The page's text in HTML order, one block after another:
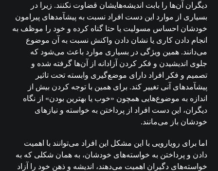
دیگران آن‌ها را بابت اندیشه‌هایشان قضاوت نکنند. زیرا در
بسیاری از موارد این دست افراد نسبت به پیشآمدهای پیرامون
خودشان احساس مسولیت یا حتا گناه کرده و خود را موظف به
انجام دادن کاری یا نشان دادن واکنش نسبت به آن موضوع
می‌دانند. همین ویژگی در بسیاری موارد باعث می‌شود که
جلوی اندیشیدن و فکر کردن آزادانه از آن‌ها گرفته شده و
تصمیم و فکر افراد دارای موضع‌گیری وابسته تحت تاثیر
پیشآمدهای آنی تغییر کند. برای همین با توجه کردن بیش از
اندازه به موضوع‌هایی همچون «خوب یا بهترین بودن» از نگاه
دیگران، این دست افراد از پرداختن به خواسته و نیازهای
خودشان باز می‌مانند.
اما برای رویارویی با این مشکل این افراد می‌توانند با اهمیت
دادن و پرداختن به خواسته‌های خودشان، به همان شکلی که به
خواسته‌های دگیران اهمیت می‌دهند، اندیشه و ذهن خود را آزاد